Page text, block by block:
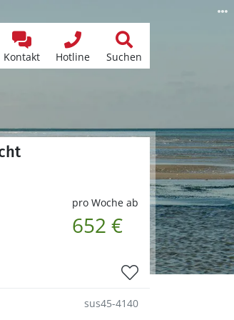
Kontakt Hotline Suchen
pro Woche ab
652 €
sus45-4140